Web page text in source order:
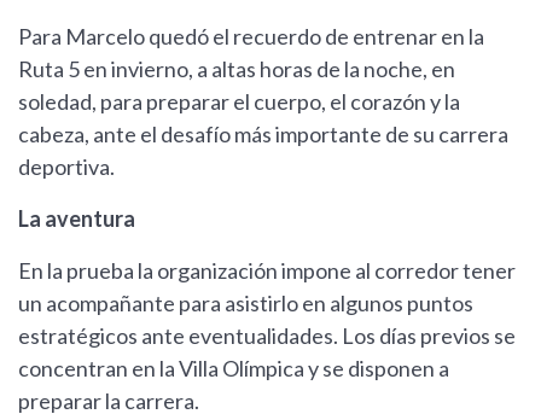
Para Marcelo quedó el recuerdo de entrenar en la
Ruta 5 en invierno, a altas horas de la noche, en
soledad, para preparar el cuerpo, el corazón y la
cabeza, ante el desafío más importante de su carrera
deportiva.
La aventura
En la prueba la organización impone al corredor tener
un acompañante para asistirlo en algunos puntos
estratégicos ante eventualidades. Los días previos se
concentran en la Villa Olímpica y se disponen a
preparar la carrera.